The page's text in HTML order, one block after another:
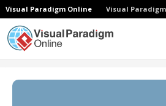
Visual Paradigm Online Visual